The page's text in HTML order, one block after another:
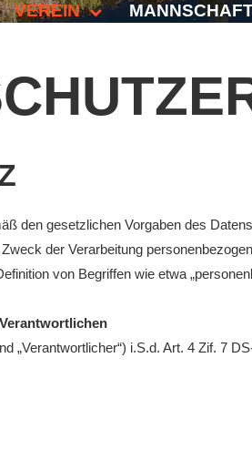
VEREIN
Das Clubhaus
Bespannungsservice
Die Geschichte
Die Sponsoren
Die Fotos
Punktspiele
den gesetzlichen Vorgaben des
der Verarbeitung
von Begriffen wie etwa
„Verantwortlicher“) i.S.d. Art. 4 Zif. 7